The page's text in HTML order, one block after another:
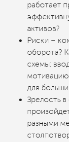
работает
активов?
Риски –
оборота?
схемы:
для
Зрелость
разными